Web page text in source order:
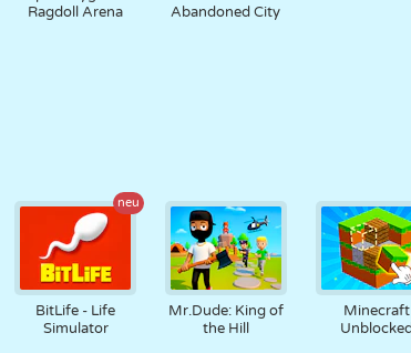
Ragdoll Arena
Abandoned City
neu
BitLife - Life
Simulator
Mr.Dude: King of
the Hill
Minecraft
Unblocked